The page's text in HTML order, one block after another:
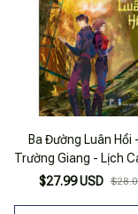
Ba Đường Luân Hồi
Trường Giang - Lịch
$27.99 USD